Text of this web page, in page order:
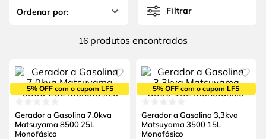
Filtrar
16 produtos
5% OFF com o cupom LF5
Gerador a Gasolina 7,0kva
Matsuyama 8500 25L
Monofásico
5% OFF com o cupom LF5
Gerador a Gasolina 3,3kva
Matsuyama 3500 15L
Monofásico
10º disco corte